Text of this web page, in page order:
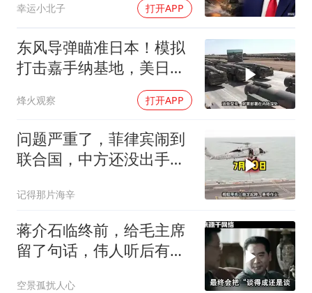
幸运小北子 打开APP
东风导弹瞄准日本！模拟
打击嘉手纳基地，美日敢
烽火观察 打开APP
问题严重了，菲律宾闹到
联合国，中方还没出手，
记得那片海辛
蒋介石临终前，给毛主席
留了句话，伟人听后有什
空景孤扰人心